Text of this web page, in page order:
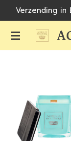
naar
de
Verzending in